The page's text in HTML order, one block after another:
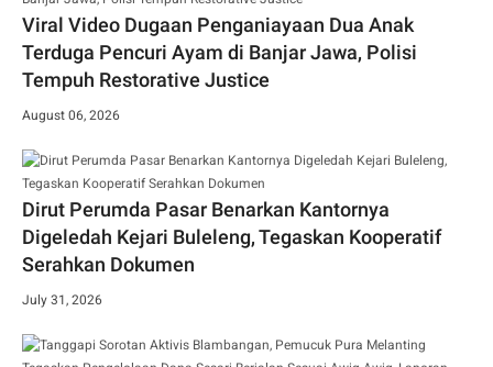
Viral Video Dugaan Penganiayaan Dua Anak
Terduga Pencuri Ayam di Banjar Jawa, Polisi
Tempuh Restorative Justice
August 06, 2026
Dirut Perumda Pasar Benarkan Kantornya
Digeledah Kejari Buleleng, Tegaskan Kooperatif
Serahkan Dokumen
July 31, 2026